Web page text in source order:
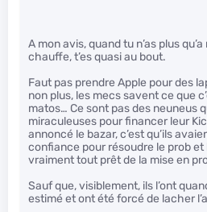
A mon avis, quand tu n’as plus
chauffe, t’es quasi au bout.
Faut pas prendre Apple pour des
non plus, les mecs savent ce que
matos… Ce sont pas des neuneus
miraculeuses pour financer leur
annoncé le bazar, c’est qu’ils
confiance pour résoudre le prob
vraiment tout prêt de la mise en
Sauf que, visiblement, ils l’ont
estimé et ont été forcé de lacher